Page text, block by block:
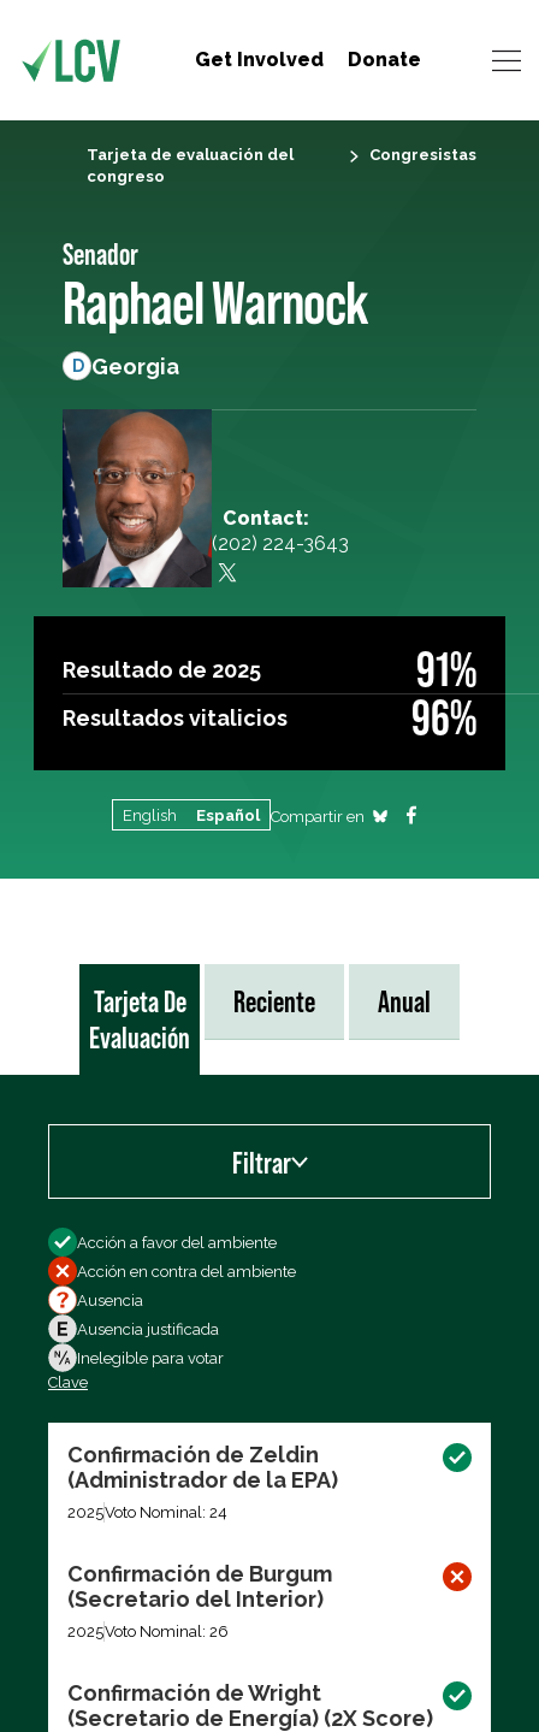
Get Involved Donate
Tarjeta de evaluación del
congreso
Congresistas
Senador
Raphael Warnock
D Georgia
Contact:
(202) 224-3643
Resultado de 2025 91%
Resultados vitalicios 96%
English Español Compartir en
Tarjeta De
Evaluación
Reciente Anual
Filtrar
Filtrar por
Acción a favor del ambiente
Acción en contra del ambiente
Ausencia
Ausencia justificada
Inelegible para votar
Clave
Confirmación de Zeldin
(Administrador de la EPA)
2025Voto Nominal: 24
Confirmación de Burgum
(Secretario del Interior)
2025Voto Nominal: 26
Confirmación de Wright
(Secretario de Energía) (2X Score)